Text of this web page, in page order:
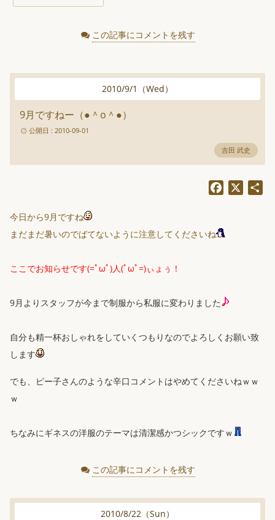
この記事にコメントを残す
2010/9/1 （Wed）
9月ですねー（●＾o＾●）
公開日 : 2010-09-01
吉田 武史
Facebook
今日から9月ですね
まだまだ暑いのでばてないように注意してくださいね
ここでお知らせです(=ﾟωﾟ)人(ﾟωﾟ=)ぃょぅ！
9月よりスタッフが今まで制服から私服に変わりました
自分も精一杯おしゃれをしていくつもりなのでよろしくお願い致
します
でも、ピー子さんのような辛口コメントはやめてくださいねｗｗ
ｗ
ちなみにギネスの洋服のテーマは清潔感かつシックですｗ
この記事にコメントを残す
2010/8/22 （Sun）